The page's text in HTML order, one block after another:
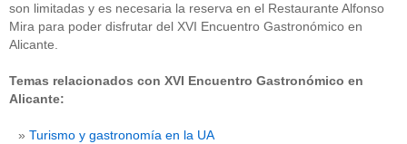
son limitadas y es necesaria la reserva en el Restaurante Alfonso
Mira para poder disfrutar del XVI Encuentro Gastronómico en
Alicante.
Temas relacionados con XVI Encuentro Gastronómico en
Alicante:
Turismo y gastronomía en la UA